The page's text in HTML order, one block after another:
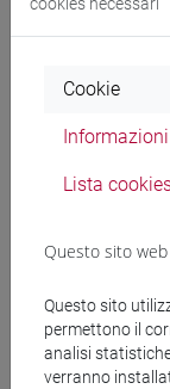
12
AND
Laurea
cookies necessari
Cookie
Lista
Questo sito
Questo sito
permettono il
analisi
verranno